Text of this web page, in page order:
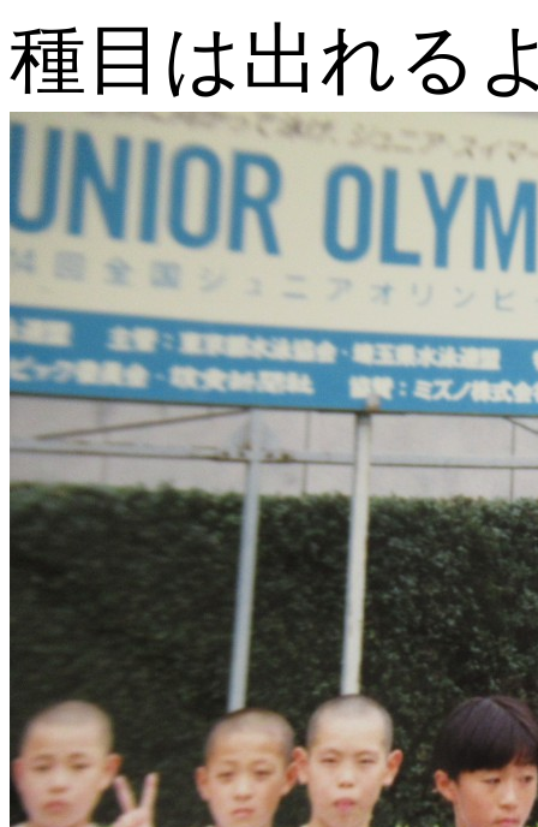
種目は出れる